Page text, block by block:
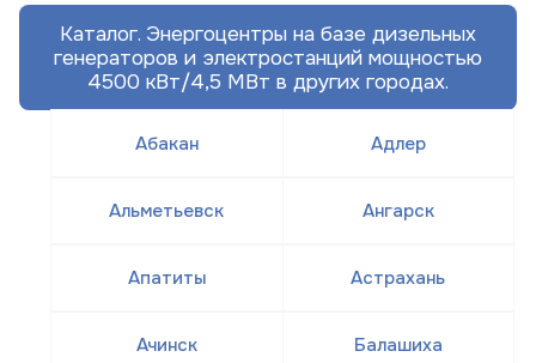
Каталог. Энергоцентры на базе дизельных
генераторов и электростанций мощностью
4500 кВт/4,5 МВт в других городах.
Абакан Адлер
Альметьевск Ангарск
Апатиты Астрахань
Ачинск Балашиха